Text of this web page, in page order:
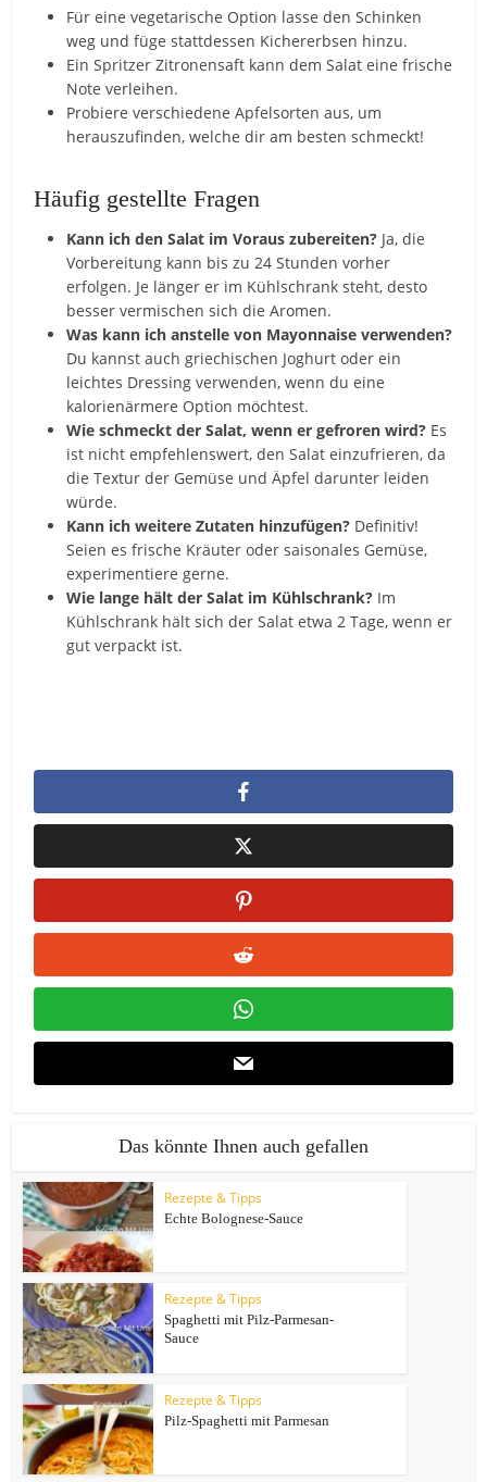
Für eine vegetarische Option lasse den Schinken
weg und füge stattdessen Kichererbsen hinzu.
Ein Spritzer Zitronensaft kann dem Salat eine frische
Note verleihen.
Probiere verschiedene Apfelsorten aus, um
herauszufinden, welche dir am besten schmeckt!
Häufig gestellte Fragen
Kann ich den Salat im Voraus zubereiten? Ja, die
Vorbereitung kann bis zu 24 Stunden vorher
erfolgen. Je länger er im Kühlschrank steht, desto
besser vermischen sich die Aromen.
Was kann ich anstelle von Mayonnaise verwenden?
Du kannst auch griechischen Joghurt oder ein
leichtes Dressing verwenden, wenn du eine
kalorienärmere Option möchtest.
Wie schmeckt der Salat, wenn er gefroren wird? Es
ist nicht empfehlenswert, den Salat einzufrieren, da
die Textur der Gemüse und Äpfel darunter leiden
würde.
Kann ich weitere Zutaten hinzufügen? Definitiv!
Seien es frische Kräuter oder saisonales Gemüse,
experimentiere gerne.
Wie lange hält der Salat im Kühlschrank? Im
Kühlschrank hält sich der Salat etwa 2 Tage, wenn er
gut verpackt ist.
Das könnte Ihnen auch gefallen
Rezepte & Tipps
Echte Bolognese-Sauce
Rezepte & Tipps
Spaghetti mit Pilz-Parmesan-
Sauce
Rezepte & Tipps
Pilz-Spaghetti mit Parmesan